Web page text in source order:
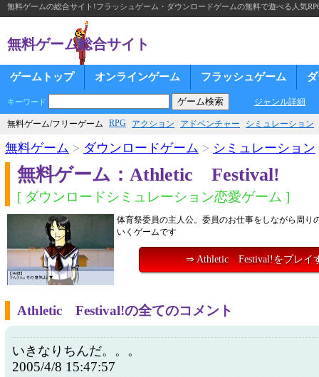
無料ゲームの総合サイト!フラッシュゲーム・ダウンロードゲームの無料で遊べる人気
無料ゲーム総合サイト
ゲームトップ オンラインゲーム フラッシュゲーム
キーワード ジャンル詳細
無料ゲーム/フリーゲーム RPG アクション アドベンチャー シミュレーション
無料ゲーム > ダウンロードゲーム > シミュレーション
無料ゲーム：Athletic Festival!
[ ダウンロードシミュレーション恋愛ゲーム ]
体育祭委員の主人公。委員のお仕事をしながら周り
いくゲームです
⇒ Athletic Festival!をプレイ
Athletic Festival!の全てのコメント
いきなりちんだ。。。
2005/4/8 15:47:57